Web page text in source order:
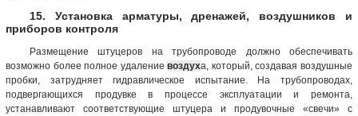
15. Установка арматуры, дренажей, воздушников и
приборов контроля
Размещение штуцеров на трубопроводе должно обеспечивать
возможно более полное удалениевоздуха, который, создавая воздушные
пробки, затрудняет гидравлическое испытание. На трубопроводах,
подвергающихся продувке в процессе эксплуатации и ремонта,
устанавливают соответствующие штуцера и продувочные «свечи» с